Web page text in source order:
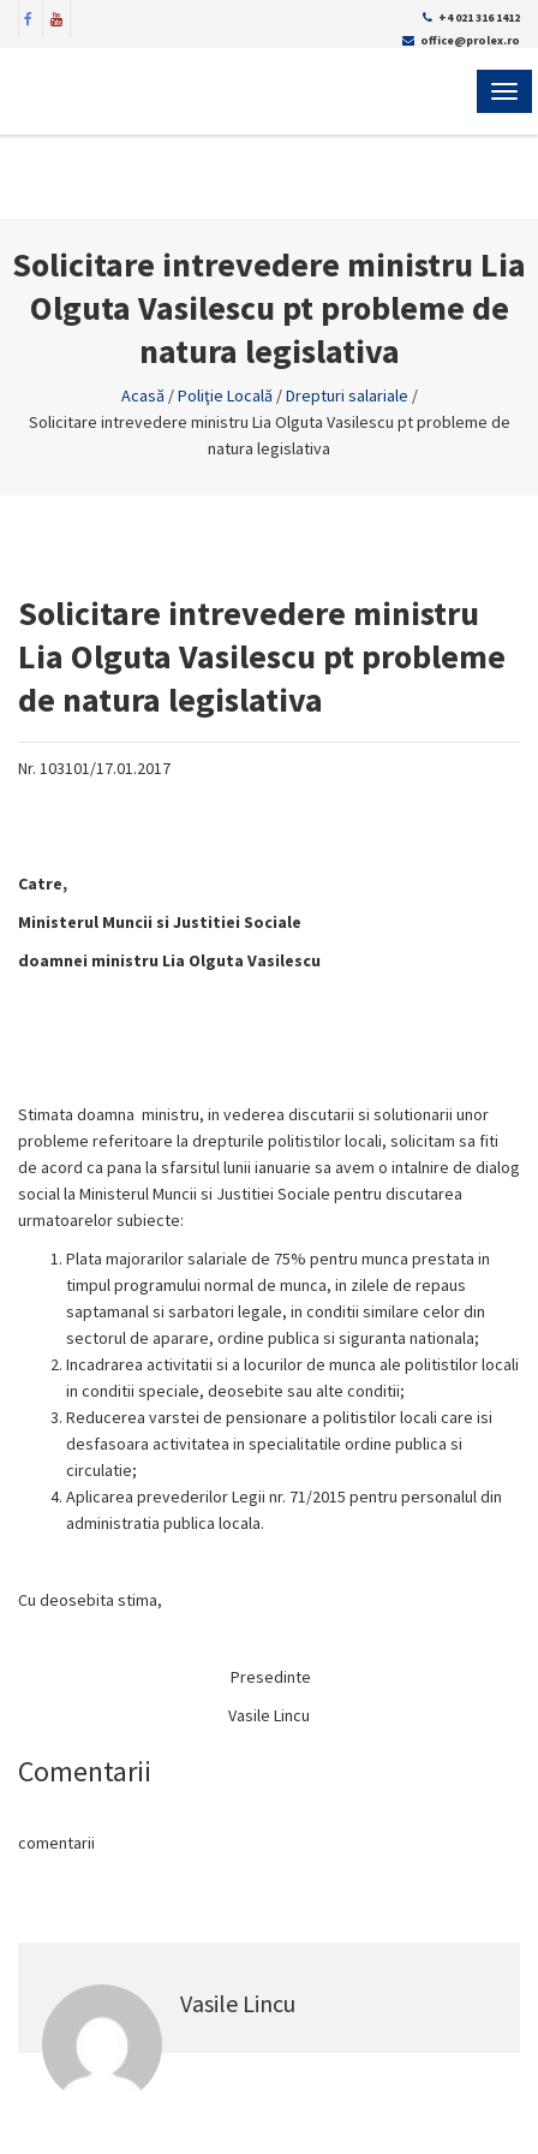
+4 021 316 1412
office@prolex.ro
Solicitare intrevedere ministru Lia
Olguta Vasilescu pt probleme de
natura legislativa
Acasă /Poliţie Locală /Drepturi salariale /
Solicitare intrevedere ministru Lia Olguta Vasilescu pt probleme de
natura legislativa
Solicitare intrevedere ministru
Lia Olguta Vasilescu pt probleme
de natura legislativa
Nr. 103101/17.01.2017
Catre,
Ministerul Muncii si Justitiei Sociale
doamnei ministru Lia Olguta Vasilescu
Stimata doamna ministru, in vederea discutarii si solutionarii unor
probleme referitoare la drepturile politistilor locali, solicitam sa fiti
de acord ca pana la sfarsitul lunii ianuarie sa avem o intalnire de dialog
social la Ministerul Muncii si Justitiei Sociale pentru discutarea
urmatoarelor subiecte:
Plata majorarilor salariale de 75% pentru munca prestata in
timpul programului normal de munca, in zilele de repaus
saptamanal si sarbatori legale, in conditii similare celor din
sectorul de aparare, ordine publica si siguranta nationala;
Incadrarea activitatii si a locurilor de munca ale politistilor locali
in conditii speciale, deosebite sau alte conditii;
Reducerea varstei de pensionare a politistilor locali care isi
desfasoara activitatea in specialitatile ordine publica si
circulatie;
Aplicarea prevederilor Legii nr. 71/2015 pentru personalul din
administratia publica locala.
Cu deosebita stima,
Presedinte
Vasile Lincu
Comentarii
comentarii
Vasile Lincu